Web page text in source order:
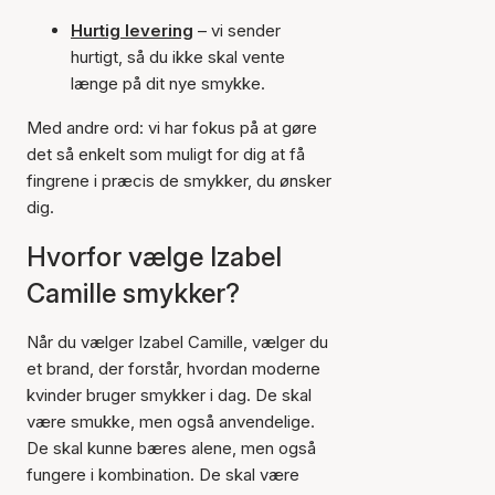
Hurtig levering – vi sender
hurtigt, så du ikke skal vente
længe på dit nye smykke.
Med andre ord: vi har fokus på at gøre
det så enkelt som muligt for dig at få
fingrene i præcis de smykker, du ønsker
dig.
Hvorfor vælge Izabel
Camille smykker?
Når du vælger Izabel Camille, vælger du
et brand, der forstår, hvordan moderne
kvinder bruger smykker i dag. De skal
være smukke, men også anvendelige.
De skal kunne bæres alene, men også
fungere i kombination. De skal være